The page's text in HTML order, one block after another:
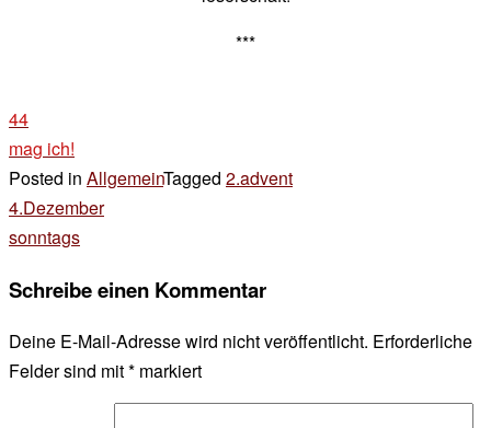
***
44
mag ich!
Posted in AllgemeinTagged 2.advent
Beitragsnavigation
4.Dezember
sonntags
Schreibe einen Kommentar
Deine E-Mail-Adresse wird nicht veröffentlicht. Erforderliche
Felder sind mit* markiert